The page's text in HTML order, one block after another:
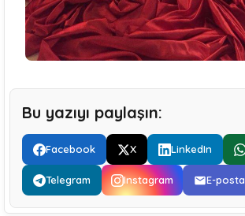
Bu yazıyı paylaşın:
Facebook X LinkedIn
Telegram Instagram E-posta